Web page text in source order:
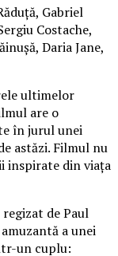
Gabriel
Costache,
Daria Jane,
ultimelor
are o
în jurul unei
astăzi. Filmul nu
inspirate din viața
regizat de Paul
a unei
un cuplu: